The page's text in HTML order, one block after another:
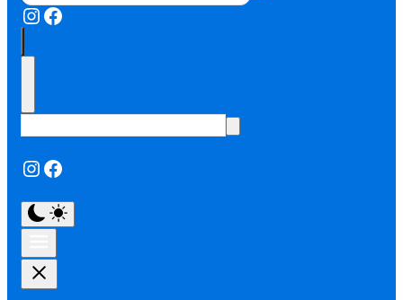
Instagram
Facebook
Instagram
Facebook